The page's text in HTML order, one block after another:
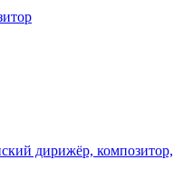
дирижёр, композитор,